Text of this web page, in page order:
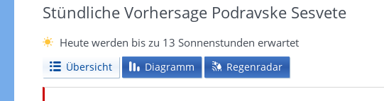
Stündliche Vorhersage Podravske Sesvete
Heute werden bis zu 13 Sonnenstunden erwartet
Übersicht Diagramm Regenradar